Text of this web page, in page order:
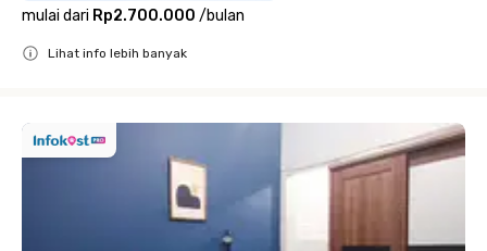
mulai dari Rp2.700.000 /bulan
Lihat info lebih banyak